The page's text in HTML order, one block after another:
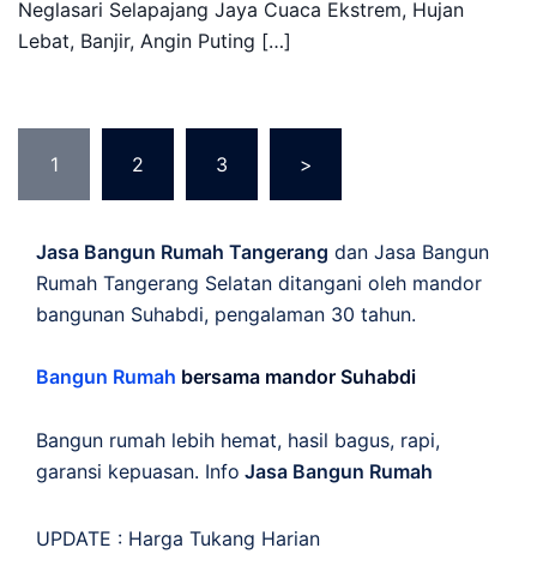
Neglasari Selapajang Jaya Cuaca Ekstrem, Hujan
Lebat, Banjir, Angin Puting […]
pagination
1 2 3 >
Jasa Bangun Rumah Tangerang dan Jasa Bangun
Rumah Tangerang Selatan ditangani oleh mandor
bangunan Suhabdi, pengalaman 30 tahun.
Bangun Rumah bersama mandor Suhabdi
Bangun rumah lebih hemat, hasil bagus, rapi,
garansi kepuasan. Info Jasa Bangun Rumah
UPDATE : Harga Tukang Harian